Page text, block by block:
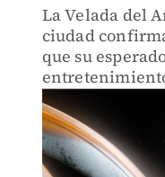
La Velada del
ciudad
que su
Sevilla.